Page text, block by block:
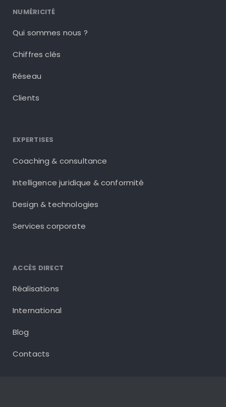
NUMÉRICITÉ
Qui sommes nous ?
Chiffres clés
Réseau
Clients
EXPERTISES
Coaching & consultance
Intelligence juridique & conformité
Design & technologies
Services corporate
ACCÈS DIRECT
Réalisations
International
Blog
Contacts